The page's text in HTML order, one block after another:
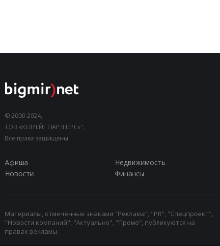
© 2000-2024,
ТОВ «КЕПРЕЙТ ПАРТНЕРС»".
Все права защищены.
Афиша
Недвижимость
Новости
Финансы
Материалы, отмеченные знаками "Реклама", "PR", "Спецпроект",
"Новости компаний", "Актуально", "Промо", публикуются на
правах рекламы.